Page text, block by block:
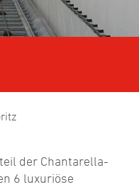
der Chantarella-
6 luxuriöse